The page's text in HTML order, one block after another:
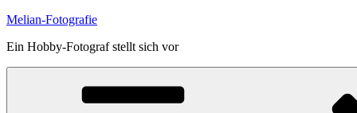
Skip
content
Melian-Fotografie
Ein Hobby-Fotograf stellt sich vor